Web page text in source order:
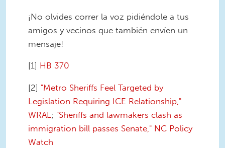
¡No olvides correr la voz pidiéndole a tus
amigos y vecinos que también envíen un
mensaje!
[1] HB 370
[2] "Metro Sheriffs Feel Targeted by
Legislation Requiring ICE Relationship,"
WRAL; "Sheriffs and lawmakers clash as
immigration bill passes Senate," NC Policy
Watch